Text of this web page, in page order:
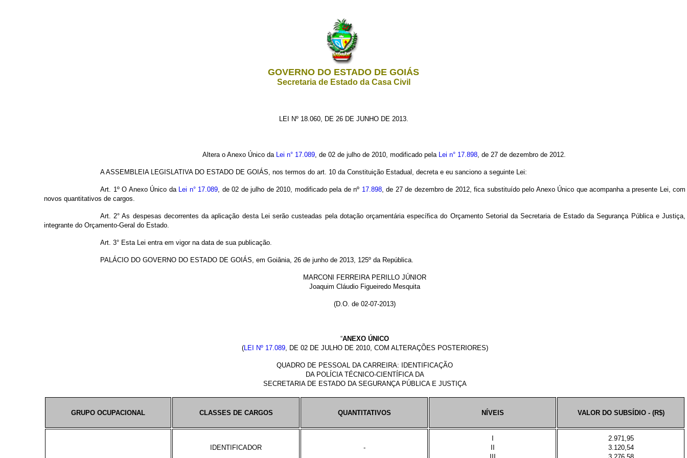
GOVERNO DO ESTADO DE GOIÁS
Secretaria de Estado da Casa Civil
LEI Nº 18.060, DE 26 DE JUNHO DE 2013.
Altera o Anexo Único da Lei n° 17.089, de 02 de julho de 2010, modificado pela Lei n° 17.898, de 27 de dezembro de 2012.
A ASSEMBLEIA LEGISLATIVA DO ESTADO DE GOIÁS, nos termos do art. 10 da Constituição Estadual, decreta e eu sanciono a seguinte Lei:
Art. 1º O Anexo Único da Lei n° 17.089, de 02 de julho de 2010, modificado pela de nº 17.898, de 27 de dezembro de 2012, fica substituído pelo Anexo Único que acompanha a presente Lei, com
novos quantitativos de cargos.
Art. 2° As despesas decorrentes da aplicação desta Lei serão custeadas pela dotação orçamentária específica do Orçamento Setorial da Secretaria de Estado da Segurança Pública e Justiça,
integrante do Orçamento-Geral do Estado.
Art. 3° Esta Lei entra em vigor na data de sua publicação.
PALÁCIO DO GOVERNO DO ESTADO DE GOIÁS, em Goiânia, 26 de junho de 2013, 125º da República.
MARCONI FERREIRA PERILLO JÚNIOR
Joaquim Cláudio Figueiredo Mesquita
(D.O. de 02-07-2013)
“ANEXO ÚNICO
(LEI Nº 17.089, DE 02 DE JULHO DE 2010, COM ALTERAÇÕES POSTERIORES)
QUADRO DE PESSOAL DA CARREIRA: IDENTIFICAÇÃO
DA POLÍCIA TÉCNICO-CIENTÍFICA DA
SECRETARIA DE ESTADO DA SEGURANÇA PÚBLICA E JUSTIÇA
GRUPO OCUPACIONAL CLASSES DE CARGOS QUANTITATIVOS NÍVEIS VALOR DO SUBSÍDIO - (R$)
IDENTIFICADOR -
2.971,95
3.120,54